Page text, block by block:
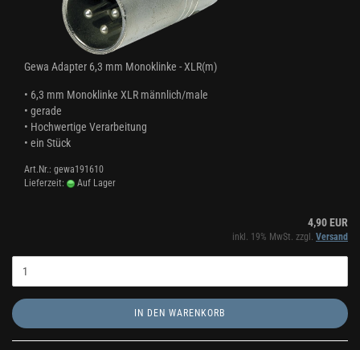
Gewa Adapter 6,3 mm Monoklinke - XLR(m)
• 6,3 mm Monoklinke XLR männlich/male
• gerade
• Hochwertige Verarbeitung
• ein Stück
Art.Nr.: gewa191610
Lieferzeit:
Auf Lager
4,90 EUR
inkl. 19% MwSt. zzgl. Versand
IN DEN WARENKORB